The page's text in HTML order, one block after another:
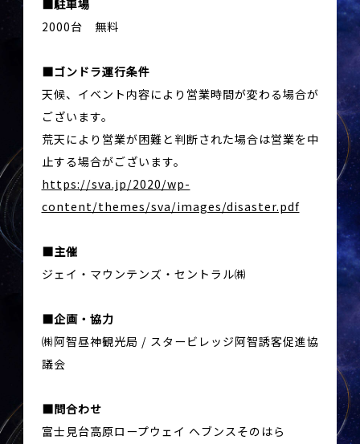
駐車場
2000台 無料
ゴンドラ運行条件
天候、イベント内容により営業時間が変わる場合が
ございます。
荒天により営業が困難と判断された場合は営業を中
止する場合がございます。
https://sva.jp/2020/wp-
content/themes/sva/images/disaster.pdf
主催
ジェイ・マウンテンズ・セントラル㈱
企画・協力
㈱阿智昼神観光局 / スタービレッジ阿智誘客促進協
議会
問合わせ
富士見台高原ロープウェイ ヘブンスそのはら